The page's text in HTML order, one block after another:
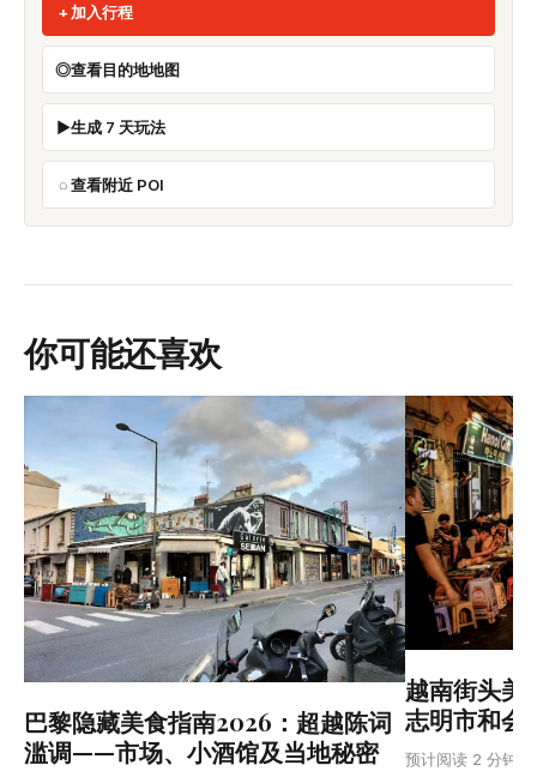
加入行程
查看目的地地图
生成 7 天玩法
查看附近 POI
你可能还喜欢
巴黎隐藏美食指南2026：超越陈词
滥调——市场、小酒馆及当地秘密
越南街头美
志明市和会
预计阅读 2 分钟